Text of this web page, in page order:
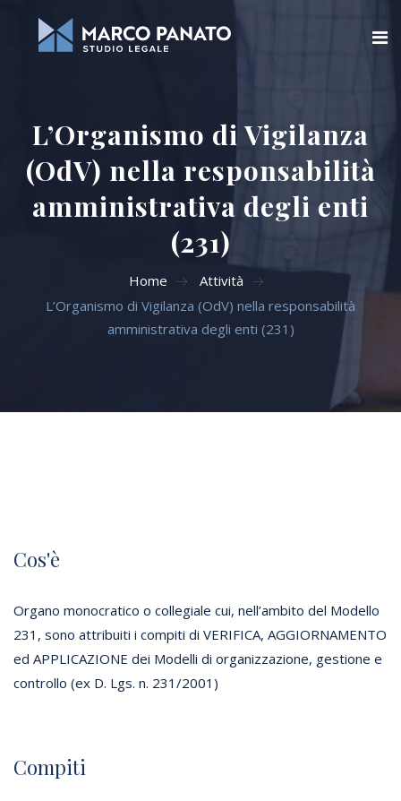
Chi siamo
Blog
Contatti
L’Organismo di Vigilanza
(OdV) nella responsabilità
amministrativa degli enti
(231)
Home
Attività
L’Organismo di Vigilanza (OdV) nella responsabilità
amministrativa degli enti (231)
Cos'è
Organo monocratico o collegiale cui, nell’ambito del Modello
231, sono attribuiti i compiti di VERIFICA, AGGIORNAMENTO
ed APPLICAZIONE dei Modelli di organizzazione, gestione e
controllo (ex D. Lgs. n. 231/2001)
Compiti